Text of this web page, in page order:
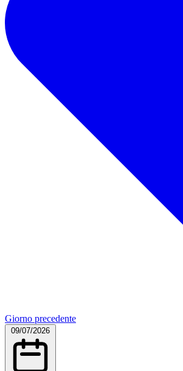
Giorno precedente
09/07/2026